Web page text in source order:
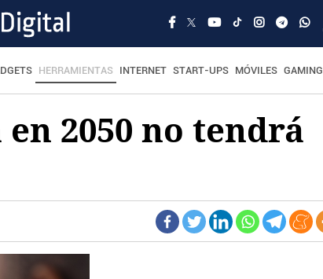
HERRAMIENTAS INTERNET START-UPS MÓVILES GAMING
2050 no tendrá